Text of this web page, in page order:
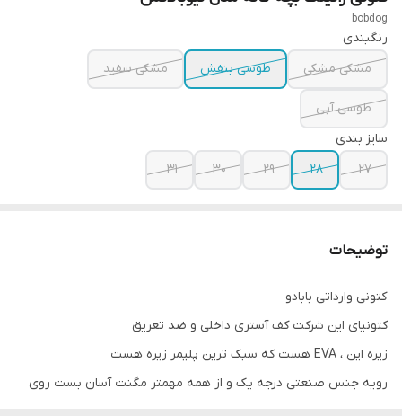
bobdog
رنگبندی
مشکی مشکی
طوسی بنفش مشکی سفید
طوسی آبی
سایز بندی
27
28
29
30
31
توضیحات
کتونی وارداتی بابادو
کتونیای این شرکت کف آستری داخلی و ضد تعریق
زیره این ، EVA هست که سبک ترین پلیمر زیره هست
رویه جنس صنعتی درجه یک و از همه مهمتر مگنت آسان بست روی